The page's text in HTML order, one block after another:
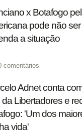
x Botafogo
pode não
a situação
comentários
Adnet conta
da Libertadores e
'Um dos
vida'